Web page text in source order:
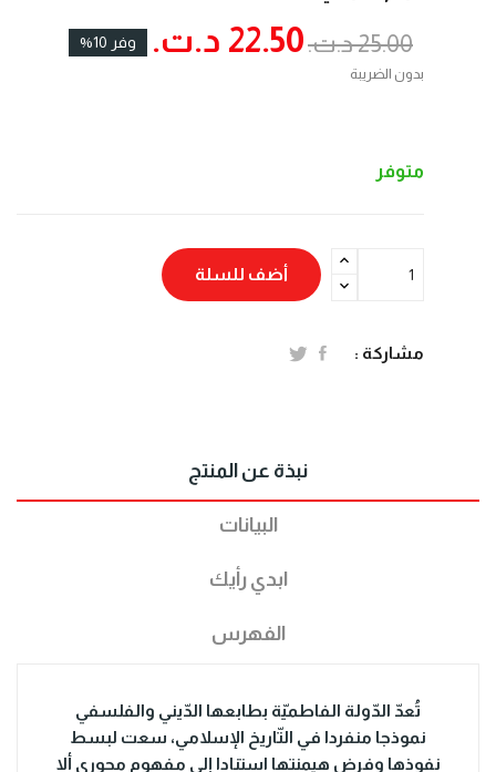
25.00 د.ت.‏ 22.50 د.ت.‏ وفر 10%
بدون الضريبة
متوفر
أضف للسلة
مشاركة :
نبذة عن المنتج
البيانات
ابدي رأيك
الفهرس
تُعدّ الدّولة الفاطميّة بطابعها الدّيني والفلسفي
نموذجا منفردا في التّاريخ الإسلامي، سعت لبسط
نفوذها وفرض هيمنتها استنادا إلى مفهوم محوري ألا